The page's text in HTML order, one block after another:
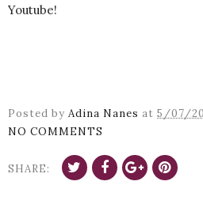
Youtube!
Posted by Adina Nanes at 5/07/
NO COMMENTS
SHARE: